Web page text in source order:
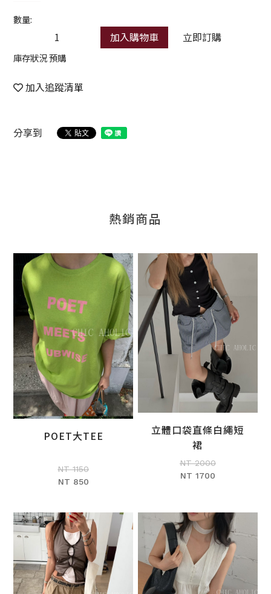
數量:
加入購物車 立即訂購
庫存狀況 預購
加入追蹤清單
分享到
熱銷商品
POET大TEE
NT 1150
NT 850
加入購物車
立體口袋直條白繩短
裙
NT 2000
NT 1700